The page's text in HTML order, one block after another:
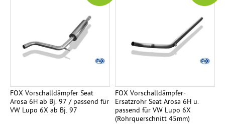
FOX Vorschalldämpfer Seat
Arosa 6H ab Bj. 97 / passend für
VW Lupo 6X ab Bj. 97
FOX Vorschalldämpfer-
Ersatzrohr Seat Arosa 6H u.
passend für VW Lupo 6X
(Rohrquerschnitt 45mm)